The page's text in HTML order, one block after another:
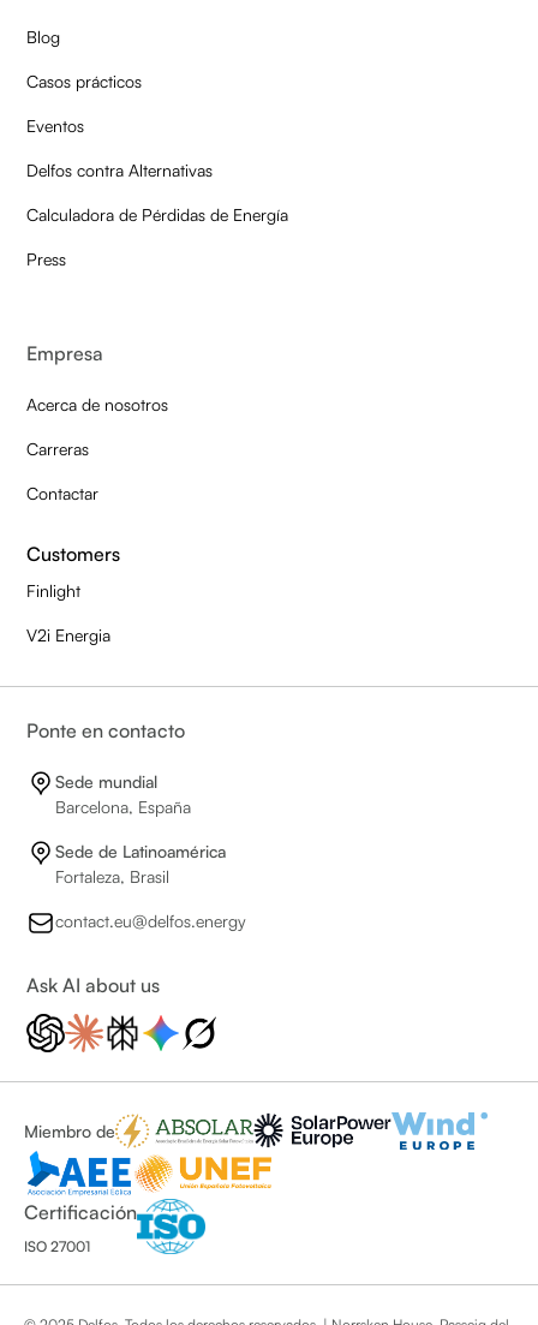
Blog
Casos prácticos
Eventos
Delfos contra Alternativas
Calculadora de Pérdidas de Energía
Press
Empresa
Acerca de nosotros
Carreras
Contactar
Customers
Finlight
V2i Energia
Ponte en contacto
Sede mundial
Barcelona, España
Sede de Latinoamérica
Fortaleza, Brasil
contact.eu@delfos.energy
Ask AI about us
Miembro de
Certificación
ISO 27001